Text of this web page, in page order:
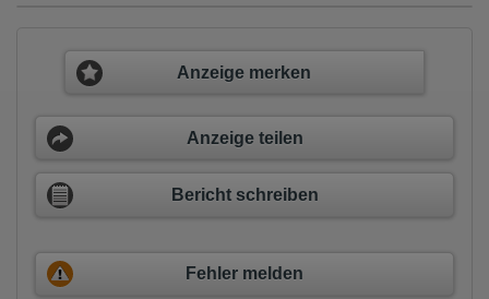
Daten über das Benutzerverhalten zu sammeln. Hotjar kann
auch im Rahmen von Umfragen und Feedbackfunktionen, die
Herausgeber:
Erhobene Daten:
Geografischer Standort
IP-Adresse
Anzeige merken
Anzeige teilen
Bericht schreiben
Fehler melden